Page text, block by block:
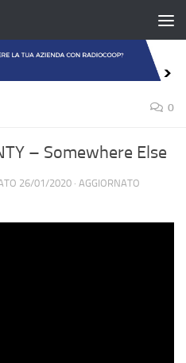
0
– Somewhere Else
26/01/2020 · AGGIORNATO